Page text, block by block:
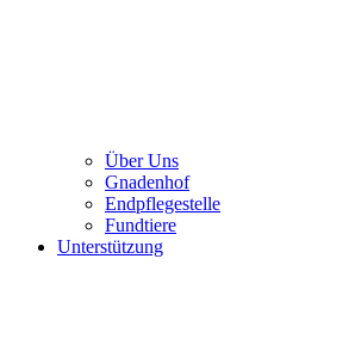
Über Uns
Gnadenhof
Endpflegestelle
Fundtiere
Unterstützung